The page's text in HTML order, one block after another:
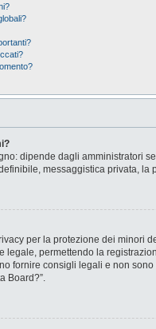
dipende dagli amministratori
messaggistica privata,
per la protezione dei minori
legale, permettendo la
fornire consigli legali e non
Board?”.